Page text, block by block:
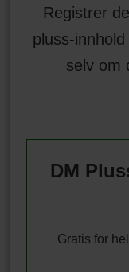
Registrer
pluss-
selv om
DM
Gratis for